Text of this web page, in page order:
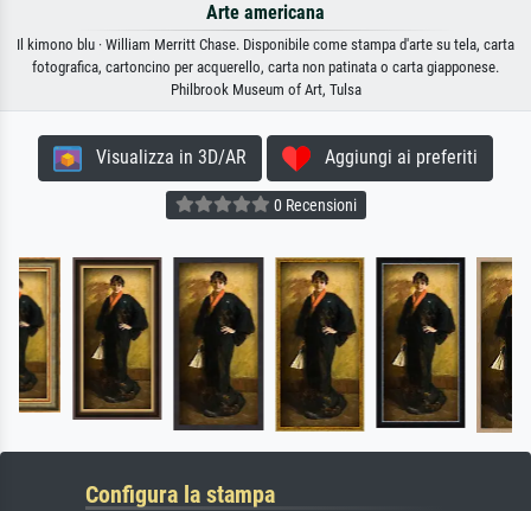
Arte americana
Il kimono blu · William Merritt Chase. Disponibile come stampa d'arte su tela, carta
fotografica, cartoncino per acquerello, carta non patinata o carta giapponese.
Philbrook Museum of Art, Tulsa
Visualizza in 3D/AR Aggiungi ai preferiti
0 Recensioni
Configura la stampa